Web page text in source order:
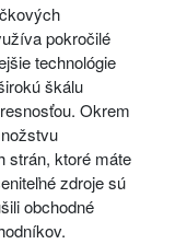
pokročilé
technológie
škálu
Okrem
strán, ktoré máte
zdroje sú
obchodné